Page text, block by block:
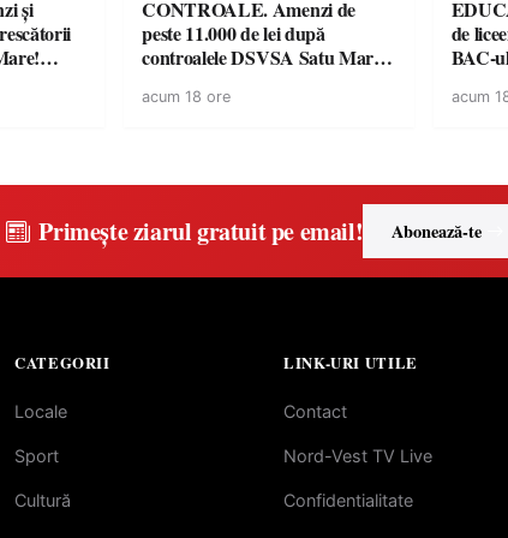
și
apel la
CONTROALE. Amenzi de
peste 11.000 de lei după
controalele DSVSA Satu Mare!
sancționate pentru nereguli
acum 18 ore
de
BAC-
acum
Primește ziarul gratuit pe email! Abonează-te
CATEGORII
Locale
Sport
Cultură
LINK-URI UTILE
Contact
Nord-Vest TV Live
Confidentialitate